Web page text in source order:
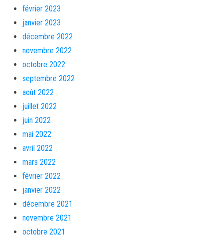
février 2023
janvier 2023
décembre 2022
novembre 2022
octobre 2022
septembre 2022
août 2022
juillet 2022
juin 2022
mai 2022
avril 2022
mars 2022
février 2022
janvier 2022
décembre 2021
novembre 2021
octobre 2021